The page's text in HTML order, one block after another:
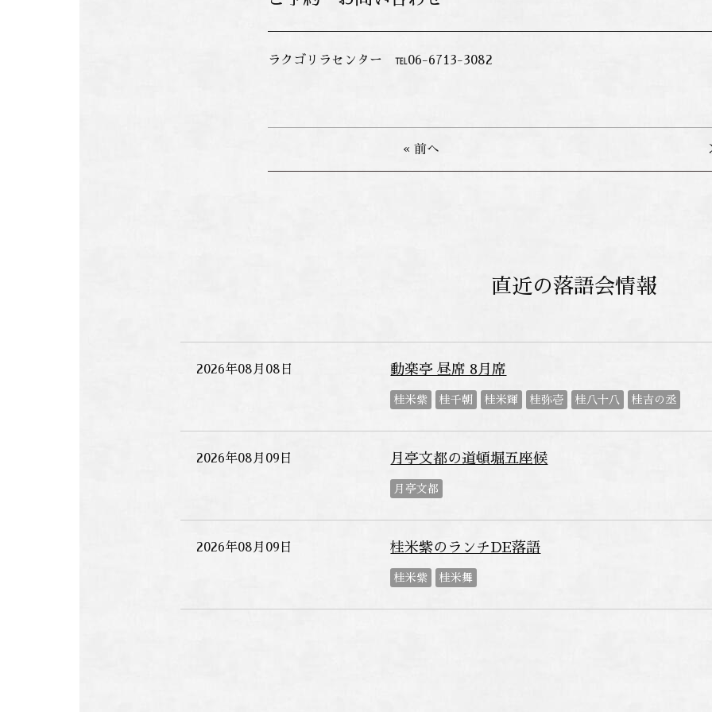
ラクゴリラセンター ℡06-6713-3082
« 前へ
直近の落語会情報
2026年08月08日 動楽亭 昼席 8月席
桂米紫 桂千朝 桂米輝 桂弥壱 桂八十八 桂吉の丞
2026年08月09日 月亭文都の道頓堀五座候
月亭文都
2026年08月09日 桂米紫のランチDE落語
桂米紫 桂米舞